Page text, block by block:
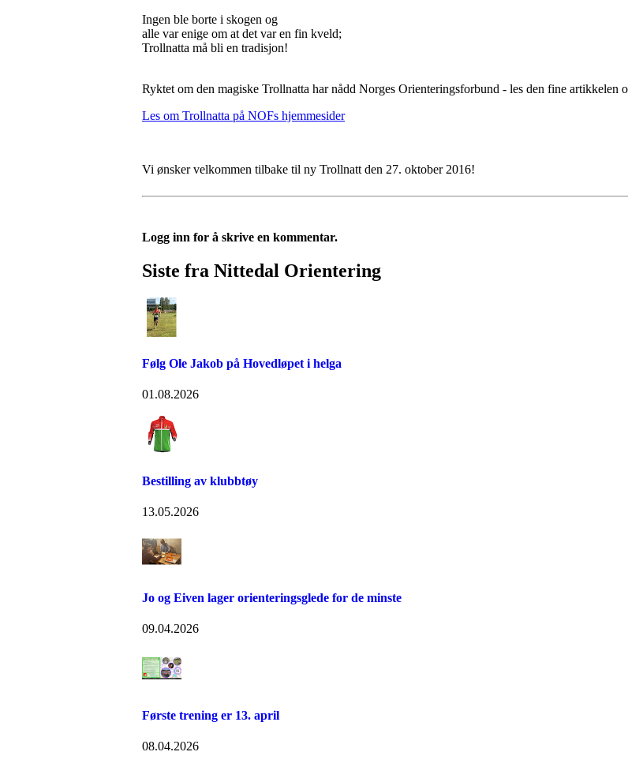
Ingen ble borte i skogen og
alle var enige om at det var en fin kveld;
Trollnatta må bli en tradisjon!
Ryktet om den magiske Trollnatta har nådd Norges Orienteringsforbund - les den fine artikkelen
Les om Trollnatta på NOFs hjemmesider
Vi ønsker velkommen tilbake til ny Trollnatt den 27. oktober 2016!
Logg inn for å skrive en kommentar.
Siste fra Nittedal Orientering
Følg Ole Jakob på Hovedløpet i helga
01.08.2026
Bestilling av klubbtøy
13.05.2026
Jo og Eiven lager orienteringsglede for de minste
09.04.2026
Første trening er 13. april
08.04.2026